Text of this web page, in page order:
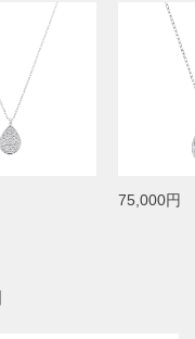
75,000円